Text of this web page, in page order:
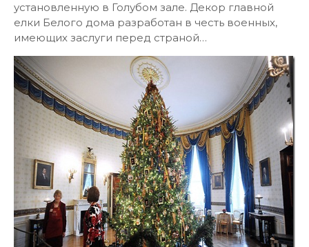
установленную в Голубом зале. Декор главной
елки Белого дома разработан в честь военных,
имеющих заслуги перед страной…